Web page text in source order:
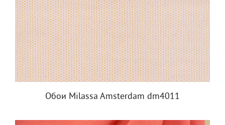
Обои Milassa Amsterdam dm4011